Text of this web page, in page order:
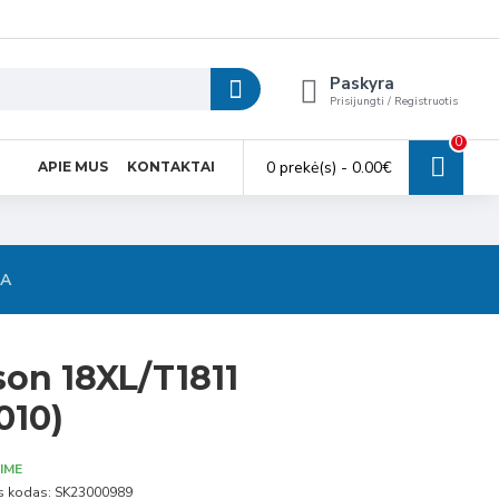
Paskyra
Prisijungti / Registruotis
APIE MUS KONTAKTAI 0 prekė(s) - 0.00€
0
18XL/T1811
kodas: SK23000989